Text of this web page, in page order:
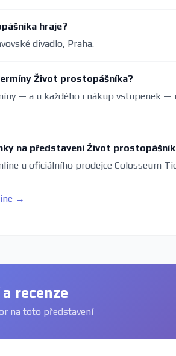
hraje?
divadlo, Praha.
Život prostopášníka?
— a u každého i nákup vstupenek —
na představení Život
u oficiálního prodejce Colosseum
→
recenze
na toto představení